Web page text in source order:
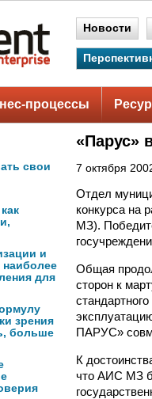
Новости
процессы
свои
и
для
зрения
больше
«Парус»
7 октября
Отдел
конкурса на
МЗ).
Общая
сторон к
ПАРУС»
К
что АИС МЗ